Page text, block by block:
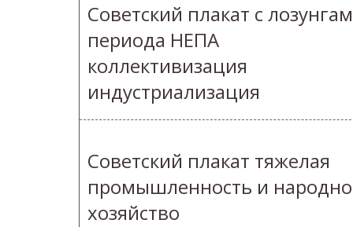
Советский плакат с
периода НЕПА
коллективизация
индустриализация
Советский плакат тяжелая
промышленность и
хозяйство